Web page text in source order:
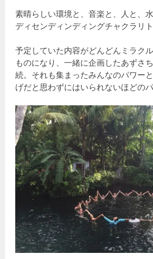
素晴らしい環境と、音楽と、人と、
ディセンディンディングチャクラリト
予定していた内容がどんどんミラク
ものになり、一緒に企画したあずさ
続。それも集まったみんなのパワー
げだと思わずにはいられないほどのパ